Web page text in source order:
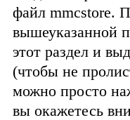
файл mmcstore.
вышеуказанной
этот раздел и
(чтобы не
можно просто
вы окажетесь